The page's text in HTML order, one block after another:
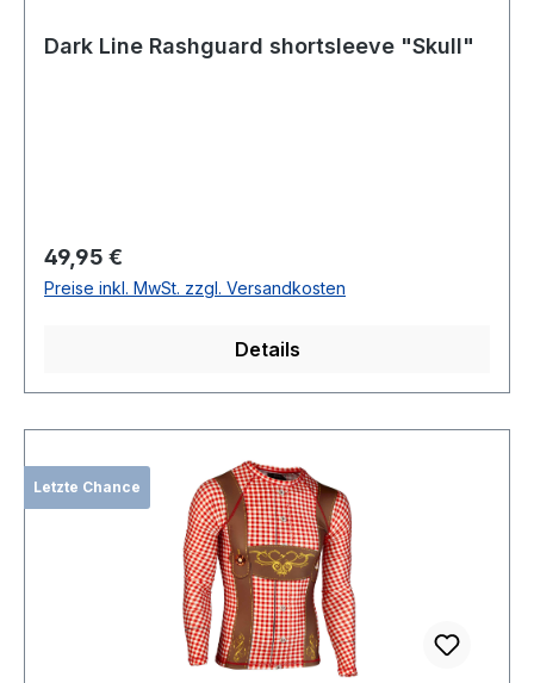
Dark Line Rashguard shortsleeve "Skull"
Regulärer Preis:
49,95 €
Preise inkl. MwSt. zzgl. Versandkosten
Details
Letzte Chance